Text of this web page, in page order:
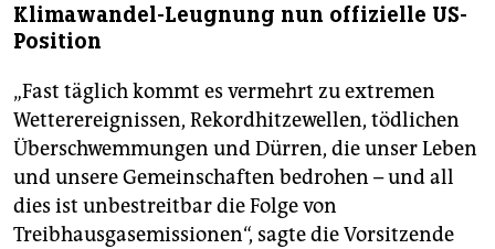
Klimawandel-Leugnung nun offizielle US-
Position
„Fast täglich kommt es vermehrt zu extremen
Wetterereignissen, Rekordhitzewellen, tödlichen
Überschwemmungen und Dürren, die unser Leben
und unsere Gemeinschaften bedrohen – und all
dies ist unbestreitbar die Folge von
Treibhausgasemissionen“, sagte die Vorsitzende